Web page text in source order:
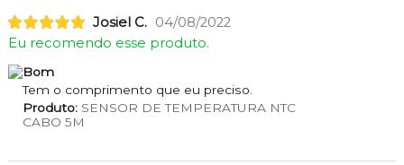
Josiel C. 04/08/2022
Eu recomendo esse produto.
Bom
Tem o comprimento que eu preciso.
Produto:SENSOR DE TEMPERATURA NTC
CABO 5M